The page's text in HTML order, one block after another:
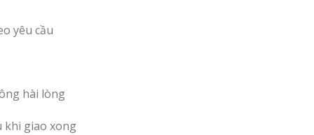
yêu cầu
hài lòng
khi giao xong